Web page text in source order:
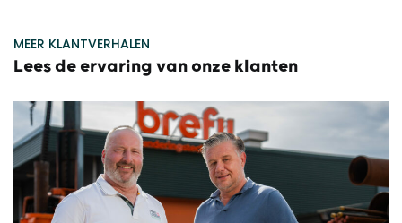
MEER KLANTVERHALEN
Lees de ervaring van onze klanten